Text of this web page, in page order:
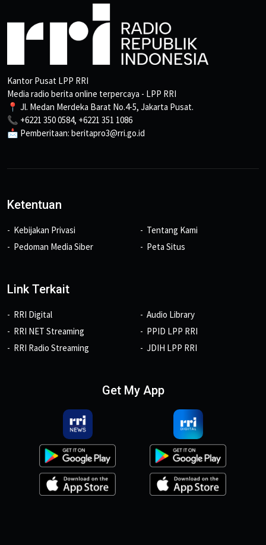
Kantor Pusat LPP RRI
Media radio berita online terpercaya - LPP RRI
📍 Jl. Medan Merdeka Barat No.4-5, Jakarta Pusat.
📞 +6221 350 0584, +6221 351 1086
📩 Pemberitaan: beritapro3@rri.go.id
Ketentuan
Kebijakan Privasi
Pedoman Media Siber
Tentang Kami
Peta Situs
Link Terkait
RRI Digital
RRI NET Streaming
RRI Radio Streaming
Audio Library
PPID LPP RRI
JDIH LPP RRI
Get My App